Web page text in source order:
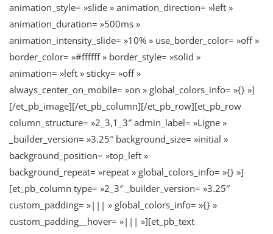
animation_style= »slide » animation_direction= »left »
animation_duration= »500ms »
animation_intensity_slide= »10% » use_border_color= »off »
border_color= »#ffffff » border_style= »solid »
animation= »left » sticky= »off »
always_center_on_mobile= »on » global_colors_info= »{} »]
[/et_pb_image][/et_pb_column][/et_pb_row][et_pb_row
column_structure= »2_3,1_3″ admin_label= »Ligne »
_builder_version= »3.25″ background_size= »initial »
background_position= »top_left »
background_repeat= »repeat » global_colors_info= »{} »]
[et_pb_column type= »2_3″ _builder_version= »3.25″
custom_padding= »||| » global_colors_info= »{} »
custom_padding__hover= »||| »][et_pb_text